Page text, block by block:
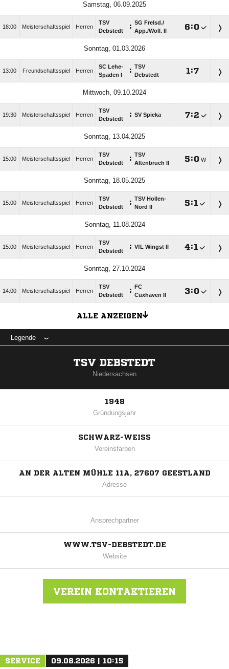
Samstag, 06.09.2025
18:00 Meisterschaftsspiel Herren
TSV
Debstedt
: SG Frelsd./​
App./​Woll. II
:
Sonntag, 01.03.2026
13:00 Freundschaftsspiel Herren
SC Lehe-
Spaden I
: TSV
Debstedt
:
Mittwoch, 09.10.2024
19:30 Meisterschaftsspiel Herren
TSV
Debstedt
: SV Spieka :
Sonntag, 13.04.2025
15:00 Meisterschaftsspiel Herren
TSV
Debstedt
: TSV
Altenbruch II
: W
Sonntag, 18.05.2025
15:00 Meisterschaftsspiel Herren
TSV
Debstedt
: TSV Hollen-
Nord II
:
Sonntag, 11.08.2024
15:00 Meisterschaftsspiel Herren
TSV
Debstedt
: VfL Wingst II :
Sonntag, 27.10.2024
14:00 Meisterschaftsspiel Herren
TSV
Debstedt
:
FC
Cuxhaven II
:
ALLE ANZEIGEN
Legende
TSV DEBSTEDT
Niedersachsen
1948
Gründungsjahr
SCHWARZ-WEISS
Vereinsfarben
AN DER ALTEN MÜHLE 11A, 27607 GEESTLAND
Adresse
Ansprechpartner
WWW.TSV-DEBSTEDT.DE
Website
VEREIN KONTAKTIEREN
SERVICE 09.08.2026 | 10:15